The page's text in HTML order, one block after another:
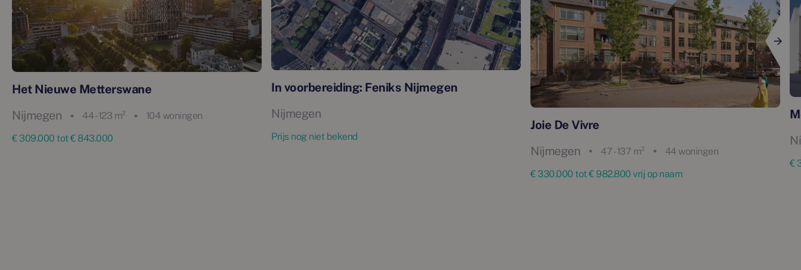
Het Nieuwe Metterswane
Nijmegen
44 - 123 m²
104 woningen
€ 309.000 tot € 843.000
In voorbereiding: Feniks Nijmegen
Nijmegen
Prijs nog niet bekend
Joie De Vivre
Nijmegen
47 - 137 m²
44 woningen
€ 330.000 tot € 982.800 vrij op naam
€